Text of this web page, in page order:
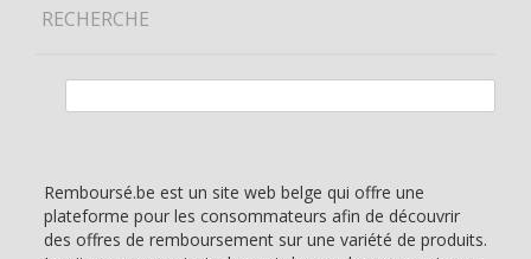
RECHERCHE
Remboursé.be est un site web belge qui offre une
plateforme pour les consommateurs afin de découvrir
des offres de remboursement sur une variété de produits.